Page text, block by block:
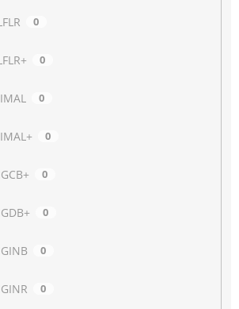
0
0
0
0
0
0
0
0